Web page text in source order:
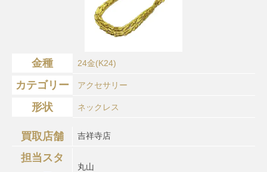
金種 24金(K24)
カテゴリー アクセサリー
形状 ネックレス
買取店舗 吉祥寺店
担当スタ
丸山